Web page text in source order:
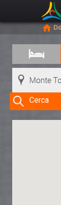
Cerca